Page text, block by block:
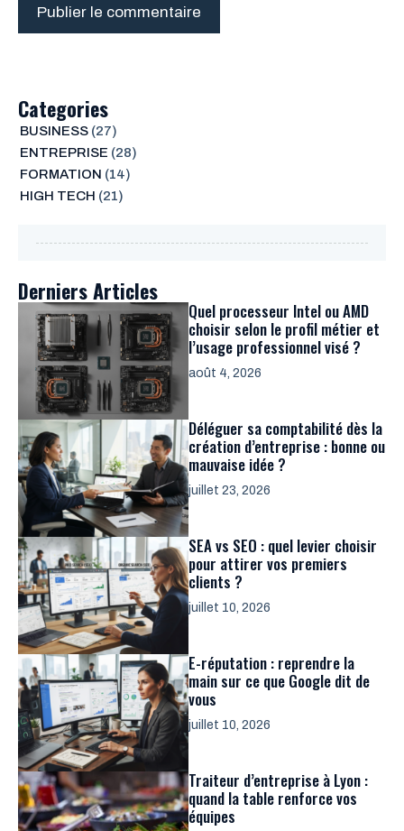
Categories
BUSINESS(27)
ENTREPRISE (28)
FORMATION (14)
HIGH TECH (21)
Derniers Articles
Quel processeur Intel ou AMD
choisir selon le profil métier et
l’usage professionnel visé ?
août 4, 2026
Déléguer sa comptabilité dès la
création d’entreprise : bonne ou
mauvaise idée ?
juillet 23, 2026
SEA vs SEO : quel levier choisir
pour attirer vos premiers
clients ?
juillet 10, 2026
E-réputation : reprendre la
main sur ce que Google dit de
vous
juillet 10, 2026
Traiteur d’entreprise à Lyon :
quand la table renforce vos
équipes